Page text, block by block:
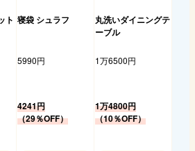
ト 寝袋 シュラフ
丸洗いダイニングテ
ーブル
5990円 1万6500円
4241円
（29％OFF）
1万4800円
（10％OFF）